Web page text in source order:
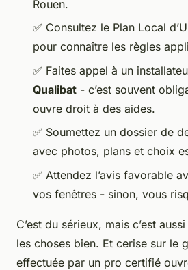
Rouen.
✅ Consultez le Plan Local
pour connaître les règles
✅ Faites appel à un
Qualibat - c’est souvent
ouvre droit à des aides.
✅ Soumettez un dossier de
avec photos, plans et choix
✅ Attendez l’avis favorable
vos fenêtres - sinon, vous
C’est du sérieux, mais c’est
les choses bien. Et cerise sur le
effectuée par un pro certifié